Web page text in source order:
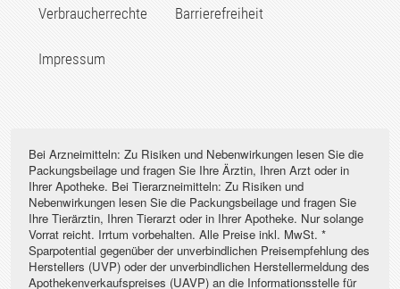
Verbraucherrechte Barrierefreiheit
Impressum
Bei Arzneimitteln: Zu Risiken und Nebenwirkungen lesen Sie die
Packungsbeilage und fragen Sie Ihre Ärztin, Ihren Arzt oder in
Ihrer Apotheke. Bei Tierarzneimitteln: Zu Risiken und
Nebenwirkungen lesen Sie die Packungsbeilage und fragen Sie
Ihre Tierärztin, Ihren Tierarzt oder in Ihrer Apotheke. Nur solange
Vorrat reicht. Irrtum vorbehalten. Alle Preise inkl. MwSt. *
Sparpotential gegenüber der unverbindlichen Preisempfehlung des
Herstellers (UVP) oder der unverbindlichen Herstellermeldung des
Apothekenverkaufspreises (UAVP) an die Informationsstelle für